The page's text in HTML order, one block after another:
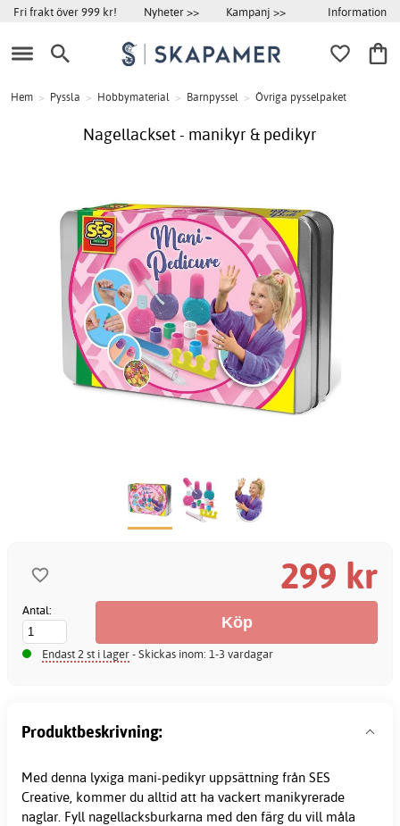
Fri frakt över 999 kr! Nyheter >> Kampanj >> Information
Hem > Pyssla > Hobbymaterial > Barnpyssel > Övriga pysselpaket
Nagellackset - manikyr & pedikyr
299 kr
Antal:
Endast 2 st i lager- Skickas inom: 1-3 vardagar
Produktbeskrivning:
Med denna lyxiga mani-pedikyr uppsättning från SES
Creative, kommer du alltid att ha vackert manikyrerade
naglar. Fyll nagellacksburkarna med den färg du vill måla